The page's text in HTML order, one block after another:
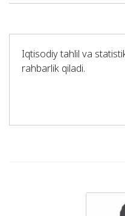
Iqtisоdiy tаhlil vа
rаhbаrlik qilаdi.